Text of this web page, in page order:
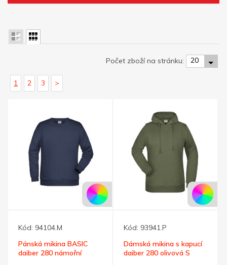
Počet zboží na stránku: 20
1 2 3 >
Kód: 94104.M
Pánská mikina BASIC
daiber 280 námořní
Kód: 93941.P
Dámská mikina s kapucí
daiber 280 olivová S